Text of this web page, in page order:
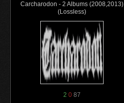
Carcharodon - 2 Albums (2008,2013)
(Lossless)
2 0 87